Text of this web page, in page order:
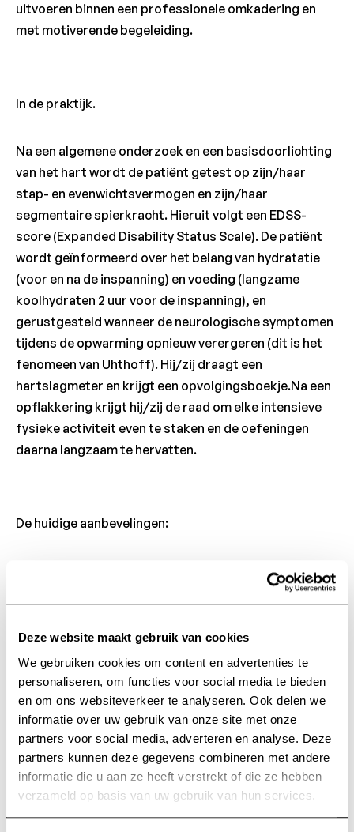
Deze website maakt gebruik van cookies
We gebruiken cookies om content en advertenties te
personaliseren, om functies voor social media te bieden
en om ons websiteverkeer te analyseren. Ook delen we
informatie over uw gebruik van onze site met onze
partners voor social media, adverteren en analyse. Deze
partners kunnen deze gegevens combineren met andere
informatie die u aan ze heeft verstrekt of die ze hebben
verzameld op basis van uw gebruik van hun services.
uitvoeren binnen een professionele omkadering en
met motiverende begeleiding.
In de praktijk.
Na een algemene onderzoek en een basisdoorlichting
van het hart wordt de patiënt getest op zijn/haar
stap- en evenwichtsvermogen en zijn/haar
segmentaire spierkracht. Hieruit volgt een EDSS-
score (Expanded Disability Status Scale). De patiënt
wordt geïnformeerd over het belang van hydratatie
(voor en na de inspanning) en voeding (langzame
koolhydraten 2 uur voor de inspanning), en
gerustgesteld wanneer de neurologische symptomen
tijdens de opwarming opnieuw verergeren (dit is het
fenomeen van Uhthoff). Hij/zij draagt een
hartslagmeter en krijgt een opvolgingsboekje.Na een
opflakkering krijgt hij/zij de raad om elke intensieve
fysieke activiteit even te staken en de oefeningen
daarna langzaam te hervatten.
De huidige aanbevelingen:
(geen tot
Aërobe training (op uithouding): wandelen, nordic
walking, lopen, fietsen, crosstrainer, stepper,
roeibak, turnen, zwemmen, ...
Gemiddelde hartslag tijdens de inspanning tussen
65 en 75 % van de theoretische maximale hartslag
(210 – de leeftijd bij de man, 220 – de leeftijd bij de
vrouw).
Doel: 30 minuten zonder onderbreking naar rato van
3 sessies per week.
Anaërobe training (op weerstand): globaal, maar
ook analytisch, met of zonder materiaal (halters,
elastieken, machines), in statische, concentrische,
excentrische modus en gericht op de zwakste